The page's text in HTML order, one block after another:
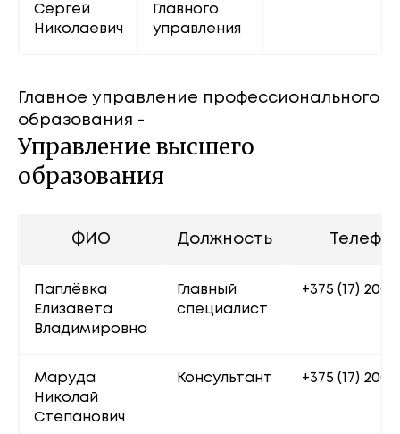
Сергей
Николаевич
Главного
управления
Главное управление профессионального
образования -
Управление высшего
образования
ФИО Должность
Паплёвка
Елизавета
Владимировна
Главный
специалист
+375 (17) 200
Маруда
Николай
Степанович
Консультант +375 (17) 200